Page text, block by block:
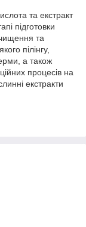
та екстракт
підготовки
та
пілінгу,
а також
процесів на
екстракти